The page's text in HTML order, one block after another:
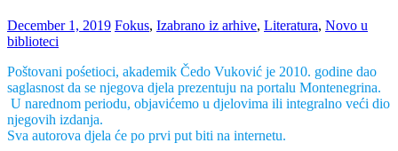
December 1, 2019 Fokus, Izabrano iz arhive, Literatura, Novo u
biblioteci
Poštovani pośetioci, akademik Čedo Vuković je 2010. godine dao
saglasnost da se njegova djela prezentuju na portalu Montenegrina.
U narednom periodu, objavićemo u djelovima ili integralno veći dio
njegovih izdanja.
Sva autorova djela će po prvi put biti na internetu.